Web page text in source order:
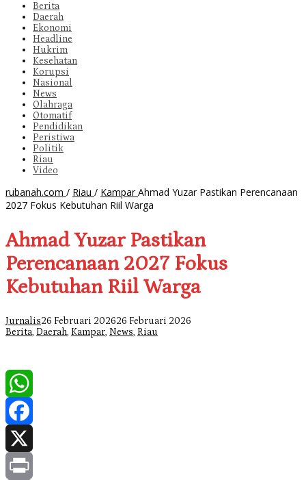
Berita
Daerah
Ekonomi
Headline
Hukrim
Kesehatan
Korupsi
Nasional
News
Olahraga
Otomatif
Pendidikan
Peristiwa
Politik
Riau
Video
rubanah.com / Riau / Kampar Ahmad Yuzar Pastikan Perencanaan
2027 Fokus Kebutuhan Riil Warga
Ahmad Yuzar Pastikan
Perencanaan 2027 Fokus
Kebutuhan Riil Warga
Jurnalis26 Februari 202626 Februari 2026
Berita, Daerah, Kampar, News, Riau
WhatsApp
Facebook
X